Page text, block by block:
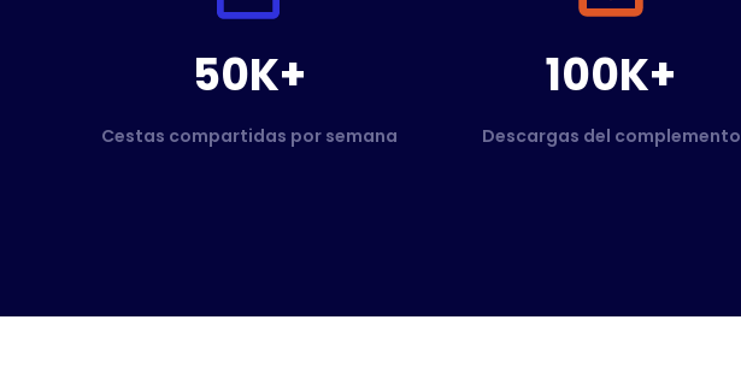
50K+
Cestas compartidas por semana
100K+
Descargas del complemento